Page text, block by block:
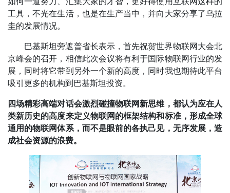
工具，不光在生活，也是在生产当中，并向大家分享了乌拉
圭的发展情况。
巴基斯坦旁遮普省长表示，首先祝贺世界物联网大会北
京峰会的召开，相信此次会议将有利于国际物联网行业的发
展，同时将它带到另外一个新的高度，同时我也期待此平台
吸引更多的机构到巴基斯坦投资。
四场精彩高端对话会激烈碰撞物联网新思维，都认为应在人
类新历史的高度来定义物联网的框架结构和标准，形成全球
通用的物联网体系，而不是眼前的各执己见，无序发展，造
成社会资源的浪费。